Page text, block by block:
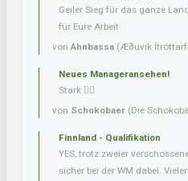
Geiler Sieg für das ganze
für Eure Arbeit
vonAhnbassa (Æðuvík
Neues Manageransehen!
Stark 👍🏼
von Schokobaer (Die
Finnland - Qualifikation
YES, trotz zweier
sicher bei der WM dabei.